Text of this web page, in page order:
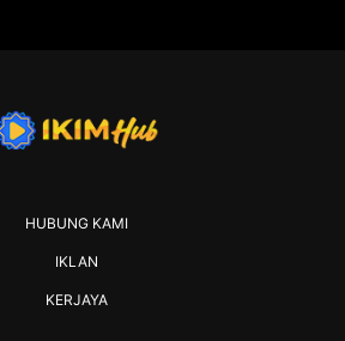
HUBUNG KAMI
IKLAN
KERJAYA